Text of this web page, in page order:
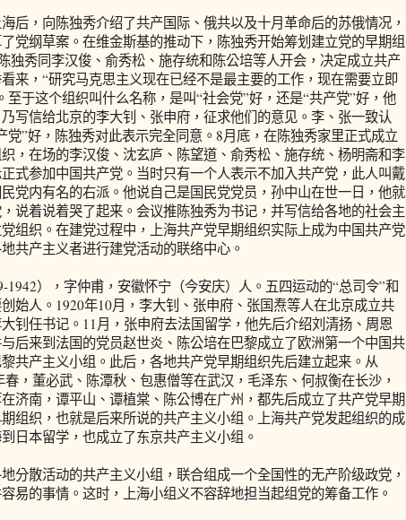
，向陈独秀介绍了共产国际、俄共以及十月革命后的苏俄情况，
党纲草案。在维金斯基的推动下，陈独秀开始筹划建立党的早期组
独秀同李汉俊、俞秀松、施存统和陈公培等人开会，决定成立共产
来，“研究马克思主义现在已经不是最主要的工作，现在需要立即
至于这个组织叫什么名称，是叫“社会党”好，还是“共产党”好，他
写信给北京的李大钊、张申府，征求他们的意见。李、张一致认
党”好，陈独秀对此表示完全同意。8月底，在陈独秀家里正式成立
织，在场的李汉俊、沈玄庐、陈望道、俞秀松、施存统、杨明斋和李
式参加中国共产党。当时只有一个人表示不加入共产党，此人叫戴
党内有名的右派。他说自己是国民党党员，孙中山在世一日，他就
说着说着哭了起来。会议推陈独秀为书记，并写信给各地的社会主
组织。在建党过程中，上海共产党早期组织实际上成为中国共产党
共产主义者进行建党活动的联络中心。
），字仲甫，安徽怀宁（今安庆）人。五四运动的“总司令”和
始人。1920年10月，李大钊、张申府、张国焘等人在北京成立共
钊任书记。11月，张申府去法国留学，他先后介绍刘清扬、周恩
后来到法国的党员赵世炎、陈公培在巴黎成立了欧洲第一个中国共
产主义小组。此后，各地共产党早期组织先后建立起来。从
春，董必武、陈潭秋、包惠僧等在武汉，毛泽东、何叔衡在长沙，
济南，谭平山、谭植棠、陈公博在广州，都先后成立了共产党早期
组织，也就是后来所说的共产主义小组。上海共产党发起组织的成
日本留学，也成立了东京共产主义小组。
散活动的共产主义小组，联合组成一个全国性的无产阶级政党，
易的事情。这时，上海小组义不容辞地担当起组党的筹备工作。